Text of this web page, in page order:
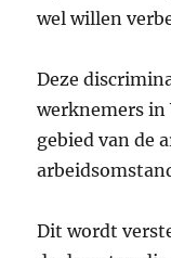
wel willen
Deze
werknemers in
gebied van de
Dit wordt